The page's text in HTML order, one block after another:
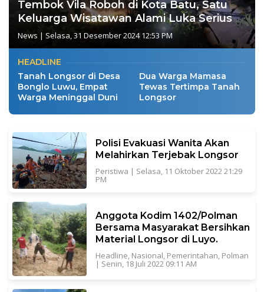
Tembok Vila Roboh di Kota Batu, Satu
Keluarga Wisatawan Alami Luka Serius
News | Selasa, 31 Desember 2024 12:53 PM
HEADLINE
Tanah Longsor di Desa
Bonglo Luwu, Empat
Warga Meninggal Duni
Dua Warga Mamasa
Tewas Tertimpa Tanah
Longsor
Polisi Evakuasi Wanita Akan
Melahirkan Terjebak Longsor
Peristiwa | Selasa, 11 Oktober 2022 21:29
PM
Anggota Kodim 1402/Polman
Bersama Masyarakat Bersihkan
Material Longsor di Luyo.
Headline, Nasional, Pemerintahan, Polman
| Senin, 18 Juli 2022 09:11 AM